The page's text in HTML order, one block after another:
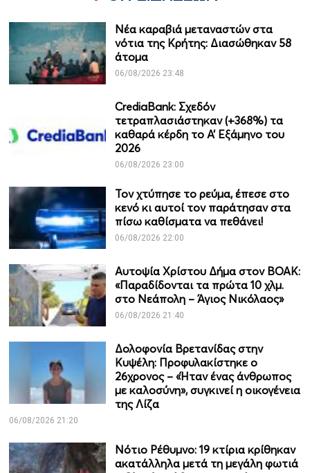
Νέα καραβιά μεταναστών στα
νότια της Κρήτης: Διασώθηκαν 58
άτομα
06/08/2026 23:48
CrediaBank: Σχεδόν
τετραπλασιάστηκαν (+368%) τα
καθαρά κέρδη το Α’ Εξάμηνο του
2026
06/08/2026 23:00
Τον χτύπησε το ρεύμα, έπεσε στο
κενό κι αυτοί τον παράτησαν στα
πίσω καθίσματα να πεθάνει!
06/08/2026 22:00
Αυτοψία Χρίστου Δήμα στον ΒΟΑΚ:
«Παραδίδονται τα πρώτα 10 χλμ.
στο Νεάπολη – Άγιος Νικόλαος»
06/08/2026 21:40
Δολοφονία Βρετανίδας στην
Κυψέλη: Προφυλακίστηκε ο
26χρονος – «Ήταν ένας άνθρωπος
με καλοσύνη», συγκινεί η οικογένεια
της Λίζα
06/08/2026 21:20
Νότιο Ρέθυμνο: 19 κτίρια κρίθηκαν
ακατάλληλα μετά τη μεγάλη φωτιά